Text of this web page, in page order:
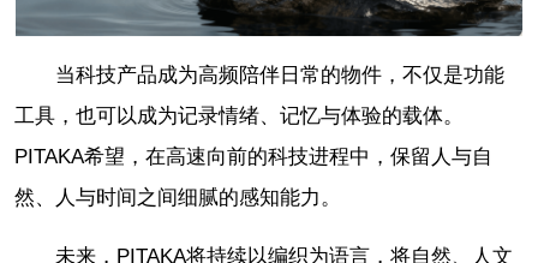
当科技产品成为高频陪伴日常的物件，不仅是功能
工具，也可以成为记录情绪、记忆与体验的载体。
PITAKA希望，在高速向前的科技进程中，保留人与自
然、人与时间之间细腻的感知能力。
未来，PITAKA将持续以编织为语言，将自然、人文